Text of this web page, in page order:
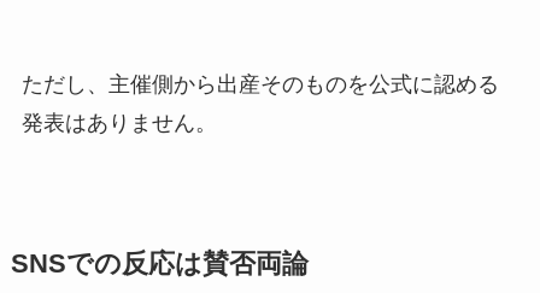
ただし、主催側から出産そのものを公式に認める
発表はありません。
SNSでの反応は賛否両論